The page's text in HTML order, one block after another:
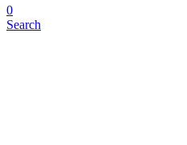
0
Search